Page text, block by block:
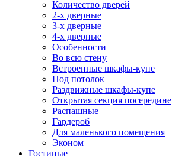
Количество дверей
2-х дверные
3-х дверные
4-х дверные
Особенности
Во всю стену
Встроенные шкафы-купе
Под потолок
Раздвижные шкафы-купе
Открытая секция посередине
Распашные
Гардероб
Для маленького помещения
Эконом
Гостиные